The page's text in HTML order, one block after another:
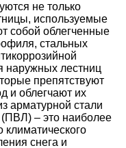
не только
используемые
собой облегченные
стальных
наружных лестниц
препятствуют
и облегчают их
арматурной стали
(ПВЛ) – это наиболее
снега и